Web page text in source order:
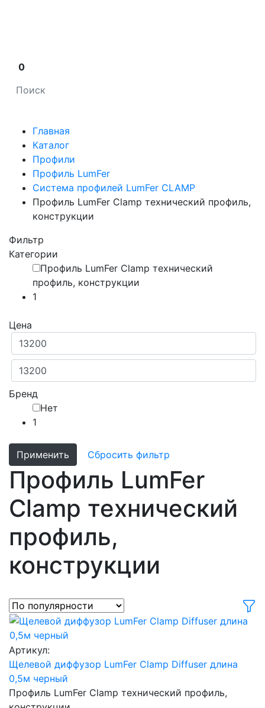
0
Главная
Каталог
Профили
Профиль LumFer
Система профилей LumFer CLAMP
Профиль LumFer Clamp технический профиль,
конструкции
Фильтр
Категории
Профиль LumFer Clamp технический
профиль, конструкции
1
Цена
Бренд
Нет
1
Применить Сбросить фильтр
Профиль LumFer
Clamp технический
профиль,
конструкции
Артикул:
Щелевой диффузор LumFer Clamp Diffuser длина
0,5м черный
Профиль LumFer Clamp технический профиль,